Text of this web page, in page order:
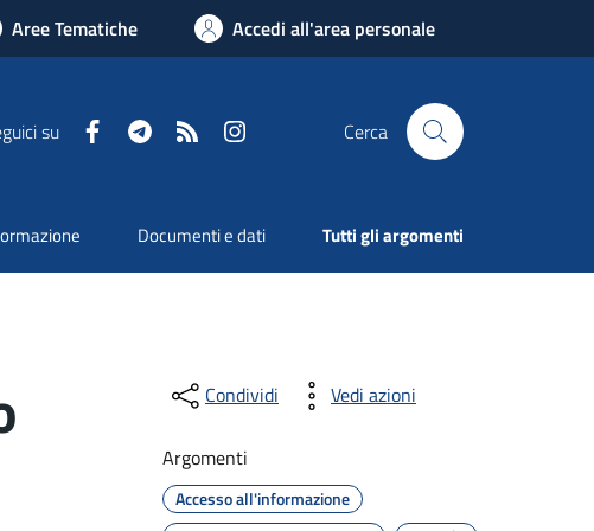
Aree Tematiche Accedi all'area personale
su FacebookTelegramRSS Cerca
Documenti e dati Tutti gli argomenti
Condividi Vedi azioni
Argomenti
Accesso all'informazione